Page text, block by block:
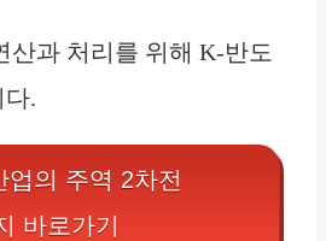
산과 처리를 위해 K-반도
.
업의 주역 2차전
바로가기